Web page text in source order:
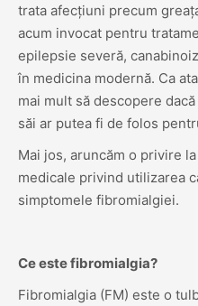
trata afecțiuni precum
acum invocat pentru
epilepsie severă,
în medicina modernă. Ca
mai mult să descopere
săi ar putea fi de folos
Mai jos, aruncăm o privire
medicale privind utilizarea
simptomele fibromialgiei.
Ce este fibromialgia?
Fibromialgia (FM) este o